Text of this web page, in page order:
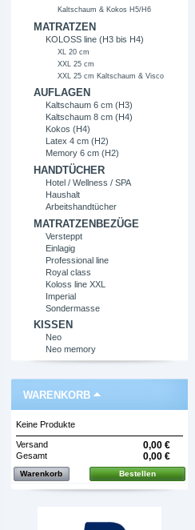
Kaltschaum & Kokos H5/H6
MATRATZEN
KOLOSS line (H3 bis H4)
XL 20 cm
XXL 25 cm
XXL 25 cm Kaltschaum & Visco
AUFLAGEN
Kaltschaum 6 cm (H3)
Kaltschaum 8 cm (H4)
Kokos (H4)
Latex 4 cm (H2)
Memory 6 cm (H2)
HANDTÜCHER
Hotel / Wellness / SPA
Haushalt
Arbeitshandtücher
MATRATZENBEZÜGE
Versteppt
Einlagig
Professional line
Royal class
Koloss line XXL
Imperial
Sondermasse
KISSEN
Neo
Neo memory
WARENKORB
Keine Produkte
Versand 0,00 €
Gesamt 0,00 €
Warenkorb Bestellen